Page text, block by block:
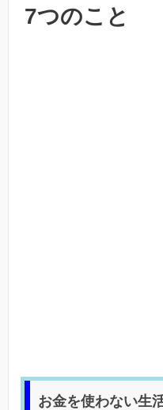
7つのこと
お金を使わない生